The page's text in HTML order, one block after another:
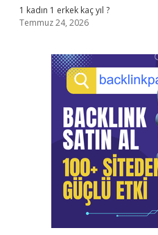
1 kadın 1 erkek kaç yıl ?
Temmuz 24, 2026